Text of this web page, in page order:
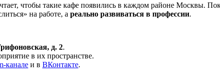
чтобы такие кафе появились в каждом районе Москвы.
на работе, а реально развиваться в профессии.
д. 2.
в их пространстве.
канале и в ВКонтакте.